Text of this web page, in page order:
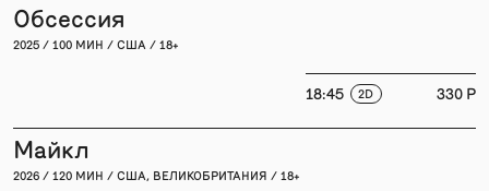
Обсессия
2025 / 100 МИН / США / 18+
18:45 2D 330 P
Майкл
2026 / 120 МИН / США, ВЕЛИКОБРИТАНИЯ / 18+